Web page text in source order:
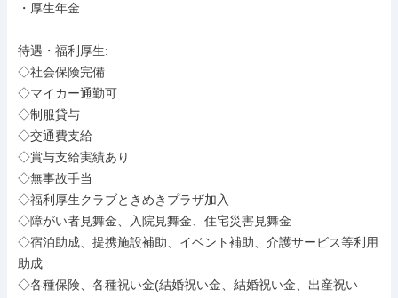
・厚生年金
待遇・福利厚生:
◇社会保険完備
◇マイカー通勤可
◇制服貸与
◇交通費支給
◇賞与支給実績あり
◇無事故手当
◇福利厚生クラブときめきプラザ加入
◇障がい者見舞金、入院見舞金、住宅災害見舞金
◇宿泊助成、提携施設補助、イベント補助、介護サービス等利用
助成
◇各種保険、各種祝い金(結婚祝い金、結婚祝い金、出産祝い